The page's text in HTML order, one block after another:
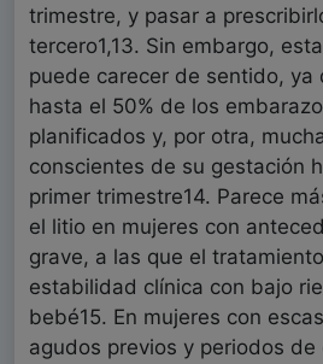
trimestre, y pasar a
tercero1,13. Sin embargo,
puede carecer de sentido, ya
hasta el 50% de los
planificados y, por otra,
conscientes de su gestación
primer trimestre14. Parece
el litio en mujeres con
grave, a las que el
estabilidad clínica con bajo
bebé15. En mujeres con
agudos previos y periodos de